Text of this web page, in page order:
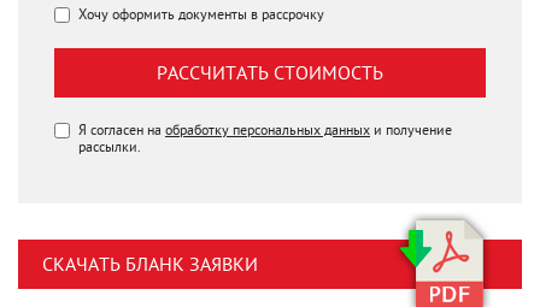
Хочу оформить документы в рассрочку
РАССЧИТАТЬ СТОИМОСТЬ
Я согласен на обработку персональных данных и получение
рассылки.
СКАЧАТЬ БЛАНК ЗАЯВКИ